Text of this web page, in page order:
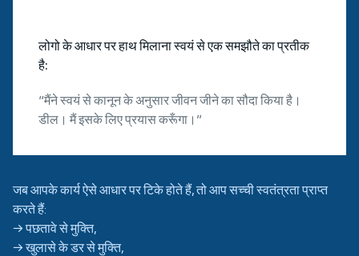
लोगो के आधार पर हाथ मिलाना स्वयं से एक समझौते का प्रतीक
है:
“मैंने स्वयं से कानून के अनुसार जीवन जीने का सौदा किया है।
डील। मैं इसके लिए प्रयास करूँगा।”
जब आपके कार्य ऐसे आधार पर टिके होते हैं, तो आप सच्ची स्वतंत्रता प्राप्त
करते हैं:
→ पछतावे से मुक्ति,
→ खुलासे के डर से मुक्ति,